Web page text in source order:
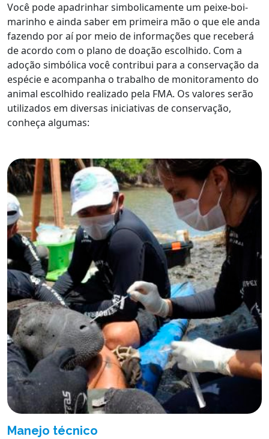
Você pode apadrinhar simbolicamente um peixe-boi-
marinho e ainda saber em primeira mão o que ele anda
fazendo por aí por meio de informações que receberá
de acordo com o plano de doação escolhido. Com a
adoção simbólica você contribui para a conservação da
espécie e acompanha o trabalho de monitoramento do
animal escolhido realizado pela FMA. Os valores serão
utilizados em diversas iniciativas de conservação,
conheça algumas:
Manejo técnico